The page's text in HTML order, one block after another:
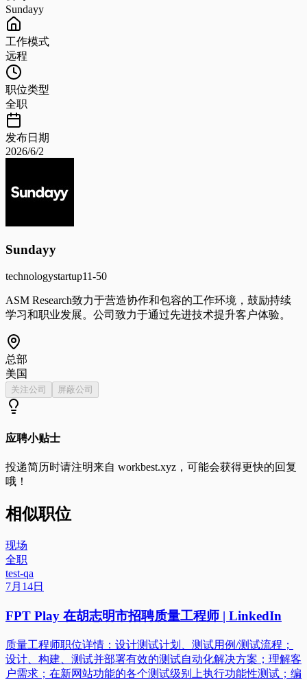
Sundayy
工作模式
远程
职位类型
全职
发布日期
2026/6/2
Sundayy
technologystartup11-50
ASM Research致力于营造协作和包容的工作环境，鼓励持续
学习和职业发展。公司致力于通过先进技术提升客户体验。
总部
美国
关注公司 屏蔽公司
应聘小贴士
投递简历时请注明来自 workbest.xyz ，可能会获得更快的回复
哦！
相似职位
现场
全职
test-qa
7月14日
FPT Play 在胡志明市招聘质量工程师 | LinkedIn
质量工程师职位详情：设计测试计划、测试用例/测试流程；
设计、构建、测试并部署有效的测试自动化解决方案；理解客
户需求；在新网站功能的各个测试级别上执行功能性测试；编